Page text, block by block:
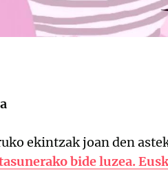
ekintzak joan den
bide luzea.